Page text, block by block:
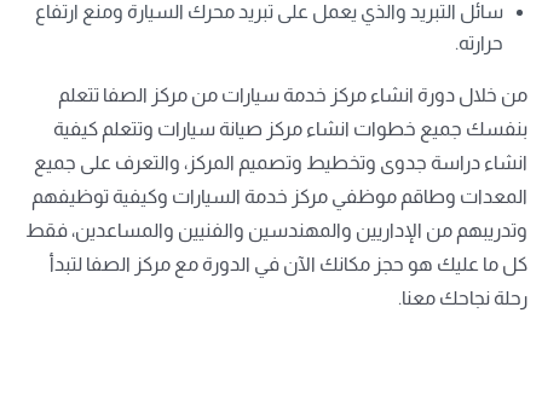
سائل التبريد والذي يعمل على تبريد محرك السيارة ومنع ارتفاع
حرارته.
من خلال دورة انشاء مركز خدمة سيارات من مركز الصفا تتعلم
بنفسك جميع خطوات انشاء مركز صيانة سيارات وتتعلم كيفية
انشاء دراسة جدوى وتخطيط وتصميم المركز، والتعرف على جميع
المعدات وطاقم موظفي مركز خدمة السيارات وكيفية توظيفهم
وتدريبهم من الإداريين والمهندسين والفنيين والمساعدين، فقط
كل ما عليك هو حجز مكانك الآن في الدورة مع مركز الصفا لتبدأ
رحلة نجاحك معنا.